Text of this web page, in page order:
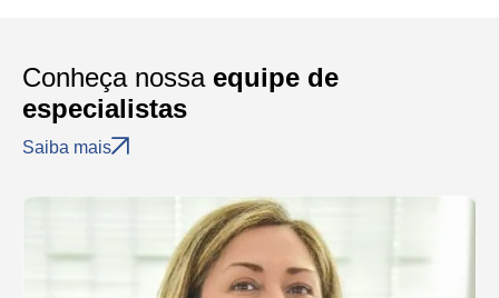
Conheça nossa equipe de
especialistas
Saiba mais